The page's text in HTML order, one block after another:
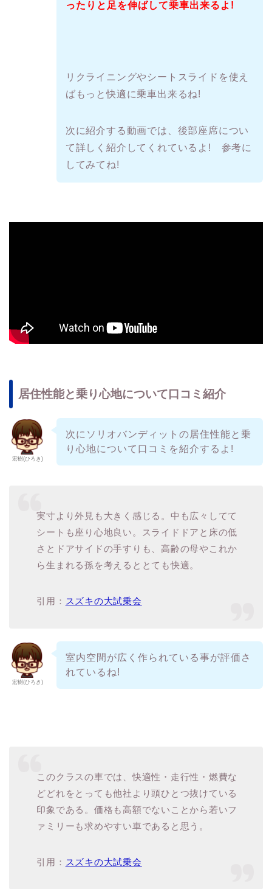
ったりと足を伸ばして乗車出来るよ!
リクライニングやシートスライドを使え
ばもっと快適に乗車出来るね!
次に紹介する動画では、後部座席につい
て詳しく紹介してくれているよ! 参考に
してみてね!
居住性能と乗り心地について口コミ紹介
宏樹(ひろき)
次にソリオバンディットの居住性能と乗
り心地について口コミを紹介するよ!
実寸より外見も大きく感じる。中も広々してて
シートも座り心地良い。スライドドアと床の低
さとドアサイドの手すりも、高齢の母やこれか
ら生まれる孫を考えるととても快適。
引用： スズキの大試乗会
宏樹(ひろき)
室内空間が広く作られている事が評価さ
れているね!
このクラスの車では、快適性・走行性・燃費な
どどれをとっても他社より頭ひとつ抜けている
印象である。価格も高額でないことから若いフ
ァミリーも求めやすい車であると思う。
引用： スズキの大試乗会